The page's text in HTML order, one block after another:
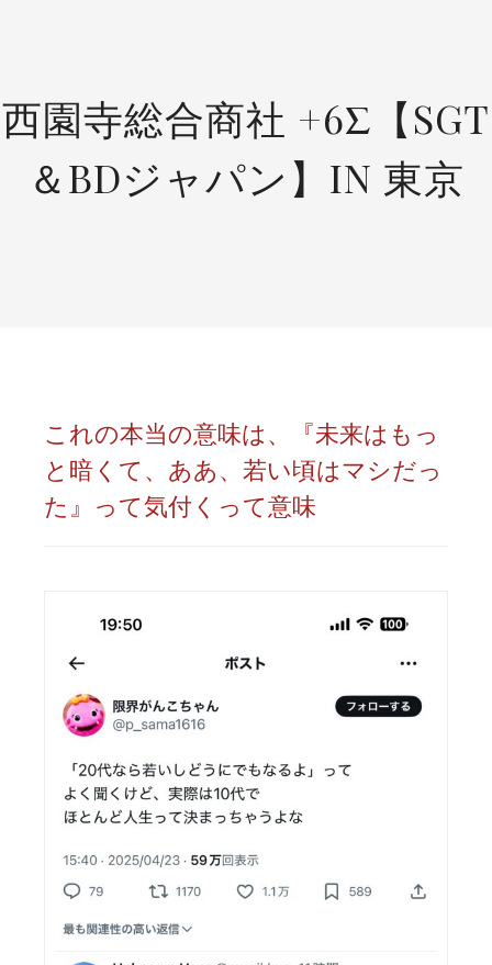
西園寺総合商社 +6Σ【SGT
＆BDジャパン】IN 東京
これの本当の意味は、『未来はもっ
と暗くて、ああ、若い頃はマシだっ
た』って気付くって意味